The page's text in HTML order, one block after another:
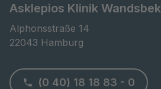
Asklepios Klinik Wandsbek
Alphonsstraße 14
22043 Hamburg
(0 40) 18 18 83 - 0